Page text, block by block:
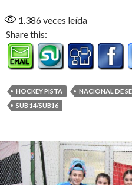
1.386veces leída
Share this:
HOCKEY PISTA NACIONAL DE
SUB 14/SUB16